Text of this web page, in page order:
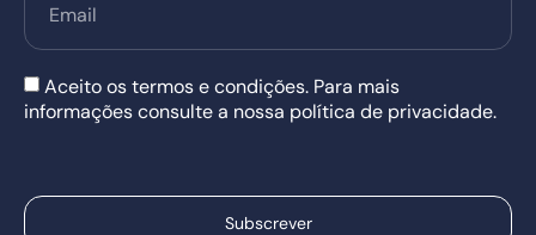
Aceito os termos e condições. Para mais
informações consulte a nossa política de privacidade.
Subscrever